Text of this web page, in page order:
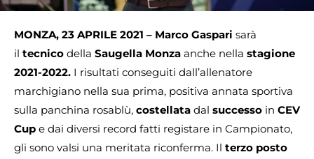
MONZA, 23 APRILE 2021 – Marco Gaspari sarà
il tecnico della Saugella Monza anche nella stagione
2021-2022. I risultati conseguiti dall’allenatore
marchigiano nella sua prima, positiva annata sportiva
sulla panchina rosablù, costellata dal successo in CEV
Cup e dai diversi record fatti registare in Campionato,
gli sono valsi una meritata riconferma. Il terzo posto